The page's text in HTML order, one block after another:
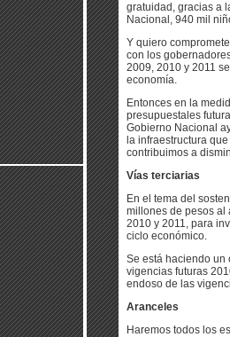
gratuidad, gracias a
Nacional, 940 mil
Y quiero
con los
2009, 2010 y 2011
economía.
Entonces en la
presupuestales
Gobierno Nacional
la infraestructura
contribuimos a
Vías terciarias
En el tema del
millones de pesos al
2010 y 2011, para
ciclo económico.
Se está haciendo un
vigencias futuras
endoso de las
Aranceles
Haremos todos los